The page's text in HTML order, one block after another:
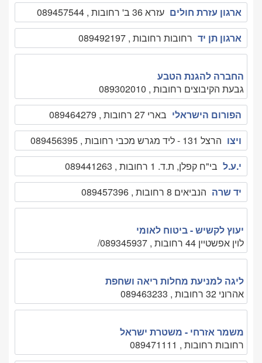
ארגון עזרת חולים עזרא 36 ב' רחובות , 089457544
ארגון תן יד רחובות רחובות , 089492197
החברה להגנת הטבע
גבעת הקיבוצים רחובות , 089302010
הפורום הישראלי בארי 27 רחובות , 089464279
ויצו הרצל 131 - ליד מגרש מכבי רחובות , 089456395
י.ע.ל בי"ח קפלן, ת.ד. 1 רחובות , 089441263
יד שרה הנביאים 8 רחובות , 089457396
יעוץ לקשיש - ביטוח לאומי
לוין אפשטיין 44 רחובות , 089345937/
ליגה למניעת מחלות ריאה ושחפת
אהרוני 32 רחובות , 089463233
משמר אזרחי - משטרת ישראל
רחובות רחובות , 089471111